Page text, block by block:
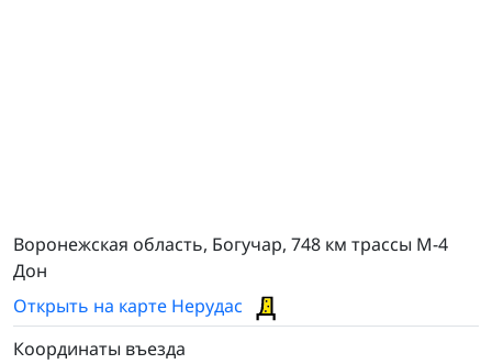
Воронежская область, Богучар, 748 км трассы М-4
Дон
Открыть на карте Нерудас
Координаты въезда